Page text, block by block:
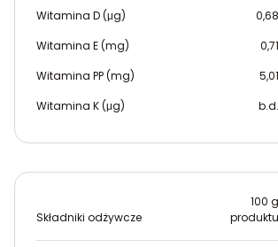
Witamina D (μg) 0,68
Witamina E (mg)
0,71
Witamina PP (mg)
5,01
Witamina K (μg)
b.d.
Składniki odżywcze
100 g
produktu